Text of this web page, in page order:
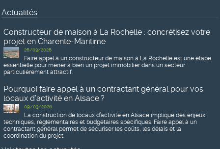
Actualités
Constructeur de maison à La Rochelle : concrétisez votre
projet en Charente-Maritime
26/03/2026
Faire appel à un constructeur de maison à La Rochelle est une étape
essentielle pour mener à bien un projet immobilier dans un secteur
particulièrement attractif.
Pourquoi faire appel à un contractant général pour vos
locaux d’activité en Alsace ?
09/03/2026
La construction de locaux d’activité en Alsace implique des enjeux
techniques, réglementaires et budgétaires spécifiques. Faire appel à un
contractant général permet de sécuriser les coûts, les délais et la
coordination du projet.